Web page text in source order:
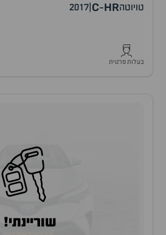
טויוטה C-HR
2017
בעלות פרטית
שוריינתי!